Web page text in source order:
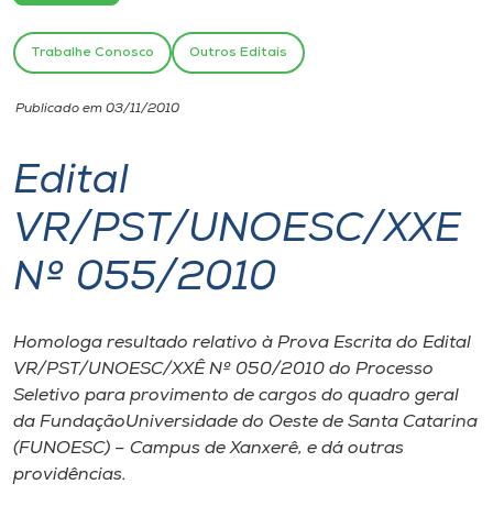
Portal de Ensino
Unoesc
Internacionalização
I.nova
Cultura
CPA
Trabalhe Conosco Outros Editais
Publicado em 03/11/2010
Edital
VR/PST/UNOESC/XXE
Nº 055/2010
Homologa resultado relativo à Prova Escrita do Edital
VR/PST/UNOESC/XXÊ Nº 050/2010 do Processo
Seletivo para provimento de cargos do quadro geral
da FundaçãoUniversidade do Oeste de Santa Catarina
(FUNOESC) – Campus de Xanxerê, e dá outras
providências.